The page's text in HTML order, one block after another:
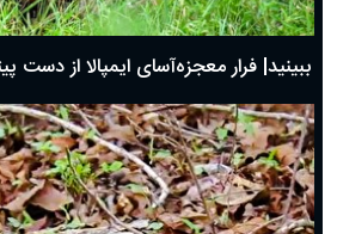
ببینید| فرار معجزه‌آسای ایمپالا از دست